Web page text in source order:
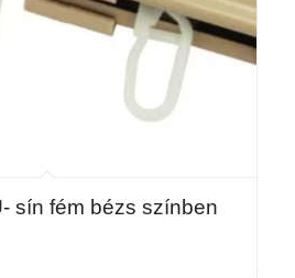
sín fém bézs színben